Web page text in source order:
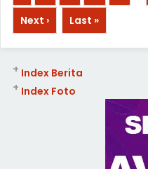
Next ›
Last »
Index Berita
+
Index Foto
+